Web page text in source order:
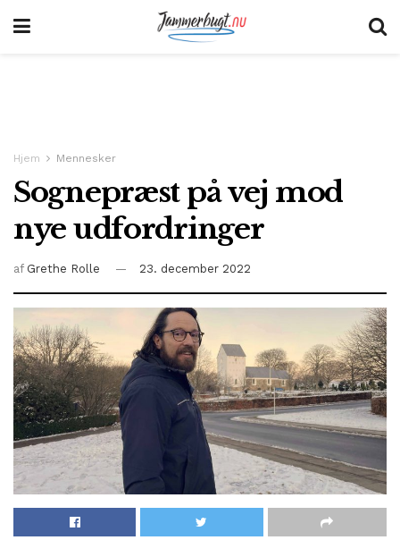
Hjem Mennesker
Sognepræst på vej mod
nye udfordringer
af Grethe Rolle 23. december 2022